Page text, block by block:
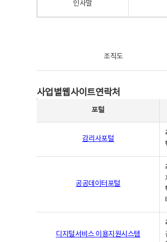
인사말
조직도
사업별웹사이트연락처
포털
감리사포털
공공데이터포털
디지털서비스 이용지원시스템